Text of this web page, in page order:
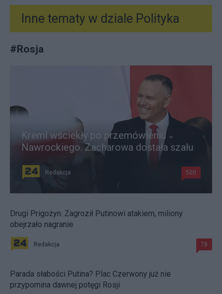
Inne tematy w dziale Polityka
#Rosja
Kreml wściekły po przemówieniu
Nawrockiego. Zacharowa dostała szału
Redakcja 500
Drugi Prigożyn. Zagroził Putinowi atakiem, miliony
obejrzało nagranie
Redakcja 78
Parada słabości Putina? Plac Czerwony już nie
przypomina dawnej potęgi Rosji